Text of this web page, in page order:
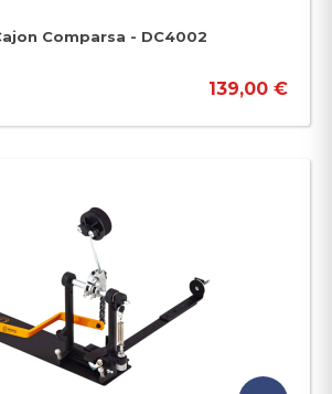
Comparsa - DC4002
139,00 €